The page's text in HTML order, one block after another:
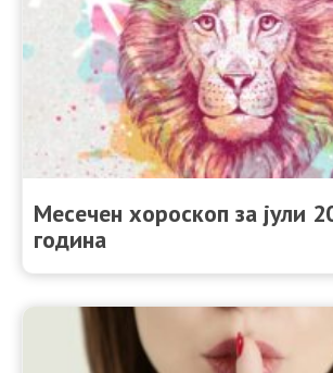
Месечен хороскоп за јули
година